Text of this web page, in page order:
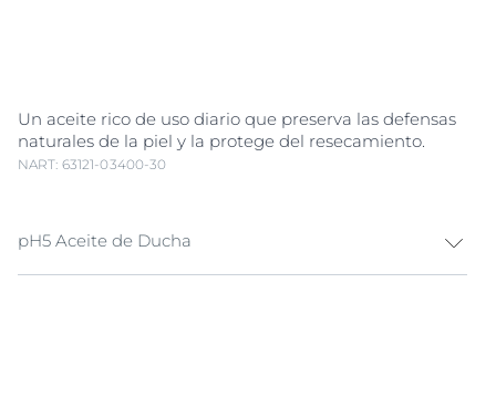
Un aceite rico de uso diario que preserva las defensas
naturales de la piel y la protege del resecamiento.
NART: 63121-03400-30
pH5 Aceite de Ducha